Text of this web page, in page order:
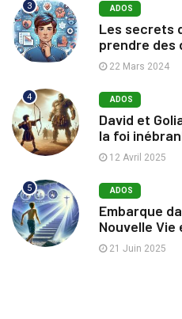
3 ADOS
Les secrets
prendre des
22 Mars 2024
4 ADOS
David et
la foi
12 Avril 2025
5 ADOS
Embarque
Nouvelle Vie
21 Juin 2025